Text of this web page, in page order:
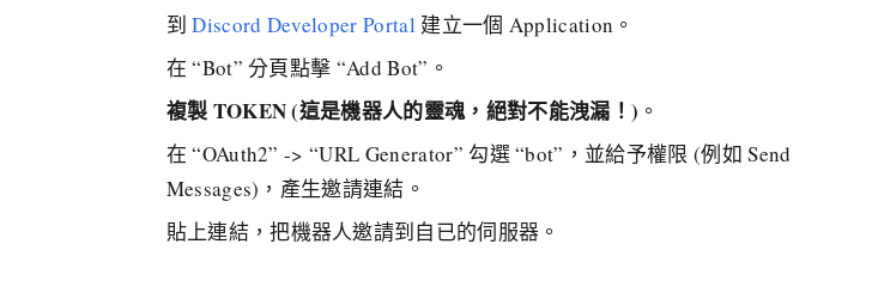
到Discord Developer Portal 建立一個 Application。
在 “Bot” 分頁點擊 “Add Bot”。
複製 TOKEN (這是機器人的靈魂，絕對不能洩漏！) 。
在 “OAuth2” -> “URL Generator” 勾選 “bot”，並給予權限 (例如 Send
Messages)，產生邀請連結。
貼上連結，把機器人邀請到自已的伺服器。